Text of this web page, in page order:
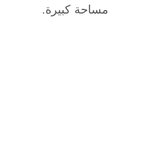
مساحة كبيرة.